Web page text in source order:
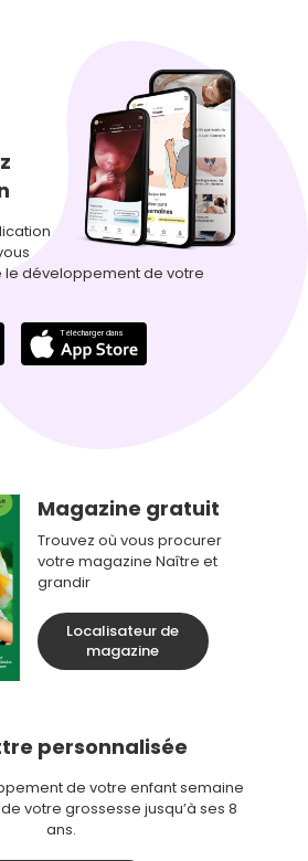
le développement de votre
Magazine gratuit
Trouvez où vous procurer
votre magazine Naître et
grandir
Localisateur de
magazine
personnalisée
de votre enfant semaine
votre grossesse jusqu’à ses 8
ans.